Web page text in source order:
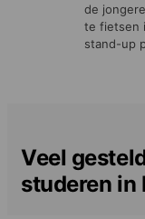
de
te fietsen
stand-up
Veel
studeren in